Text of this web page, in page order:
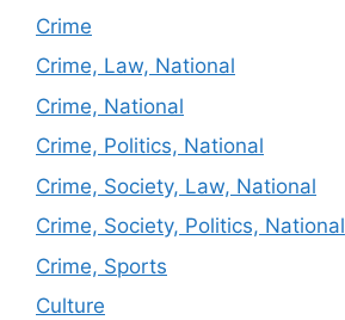
Crime
Crime, Law, National
Crime, National
Crime, Politics, National
Crime, Society, Law, National
Crime, Society, Politics, National
Crime, Sports
Culture